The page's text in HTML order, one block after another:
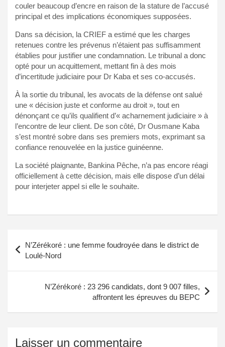
couler beaucoup d’encre en raison de la stature de l’accusé
principal et des implications économiques supposées.
Dans sa décision, la CRIEF a estimé que les charges
retenues contre les prévenus n’étaient pas suffisamment
établies pour justifier une condamnation. Le tribunal a donc
opté pour un acquittement, mettant fin à des mois
d’incertitude judiciaire pour Dr Kaba et ses co-accusés.
À la sortie du tribunal, les avocats de la défense ont salué
une « décision juste et conforme au droit », tout en
dénonçant ce qu’ils qualifient d’« acharnement judiciaire » à
l’encontre de leur client. De son côté, Dr Ousmane Kaba
s’est montré sobre dans ses premiers mots, exprimant sa
confiance renouvelée en la justice guinéenne.
La société plaignante, Bankina Pêche, n’a pas encore réagi
officiellement à cette décision, mais elle dispose d’un délai
pour interjeter appel si elle le souhaite.
de
l’article
N’Zérékoré : une femme foudroyée dans le district de
Loulé-Nord
N’Zérékoré : 23 296 candidats, dont 9 007 filles,
affrontent les épreuves du BEPC
Laisser un commentaire